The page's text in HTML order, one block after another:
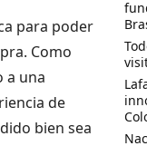
para poder
Como
a una
de
bien sea